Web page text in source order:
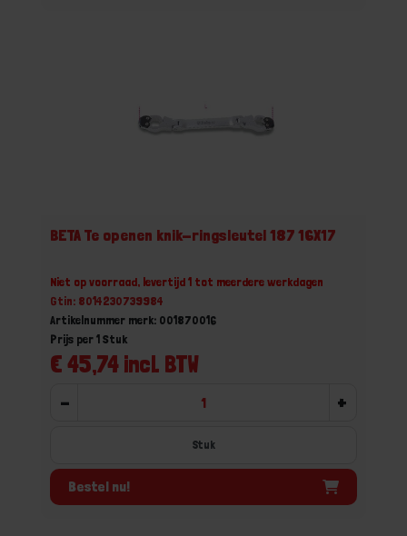
BETA Te openen knik-ringsleutel 187 16X17
Niet op voorraad, levertijd 1 tot meerdere werkdagen
Gtin: 8014230739984
Artikelnummer merk: 001870016
€ 45,74 incl. BTW
Prijs per 1 Stuk
- +
Stuk
Bestel nu!